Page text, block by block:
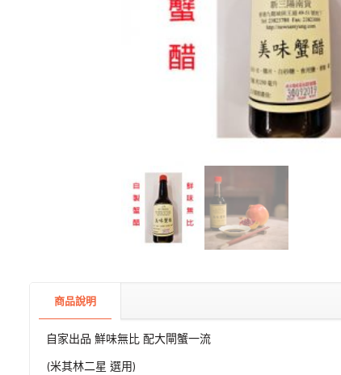
商品說明
自家出品 鮮味無比 配大閘蟹一流
(米其林二星 選用)